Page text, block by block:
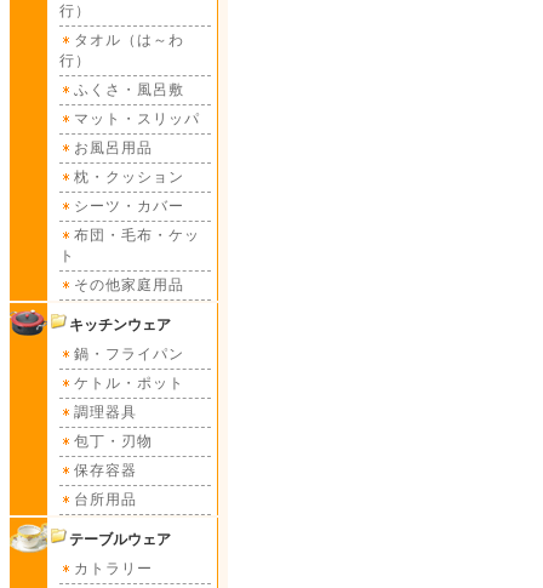
行）
タオル（は～わ
行）
ふくさ・風呂敷
マット・スリッパ
お風呂用品
枕・クッション
シーツ・カバー
布団・毛布・ケッ
ト
その他家庭用品
キッチンウェア
鍋・フライパン
ケトル・ポット
調理器具
包丁・刃物
保存容器
台所用品
テーブルウェア
カトラリー